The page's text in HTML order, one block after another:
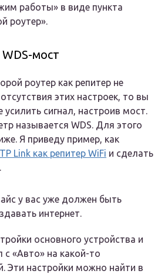
работы» в виде пункта
роутер».
мост
роутер как репитер не
этих настроек, то вы
сигнал, настроив мост.
называется WDS. Для этого
Я приведу пример, как
TP Link как репитер WiFi и сделать
у вас уже должен быть
интернет.
основного устройства и
с «Авто» на какой-то
Эти настройки можно найти в